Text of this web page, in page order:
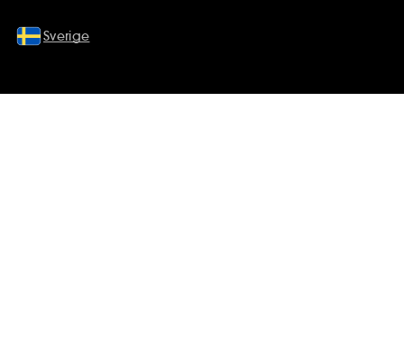
Sverige